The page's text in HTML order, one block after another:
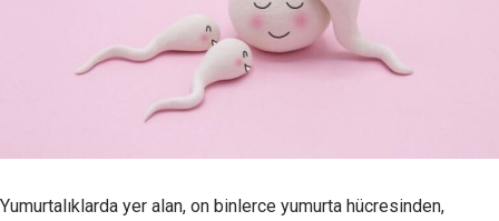
Yumurtalıklarda yer alan, on binlerce yumurta hücresinden,